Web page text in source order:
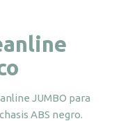
JUMBO para
ABS negro.